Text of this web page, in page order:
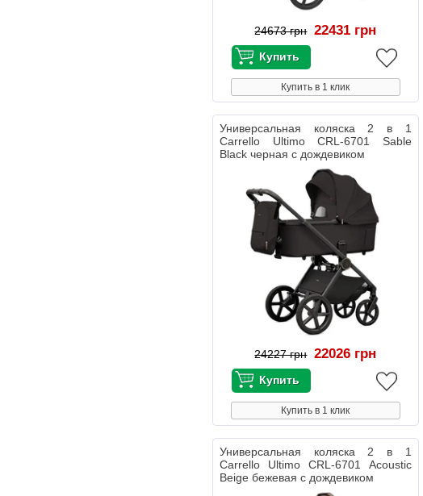
24673 грн 22431 грн
Купить в 1 клик
Универсальная коляска 2 в 1
Carrello Ultimo CRL-6701 Sable
Black черная с дождевиком
24227 грн 22026 грн
Купить в 1 клик
Универсальная коляска 2 в 1
Carrello Ultimo CRL-6701 Acoustic
Beige бежевая с дождевиком